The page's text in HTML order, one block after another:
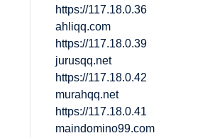
https://117.18.0.36
ahliqq.com
https://117.18.0.39
jurusqq.net
https://117.18.0.42
murahqq.net
https://117.18.0.41
maindomino99.com